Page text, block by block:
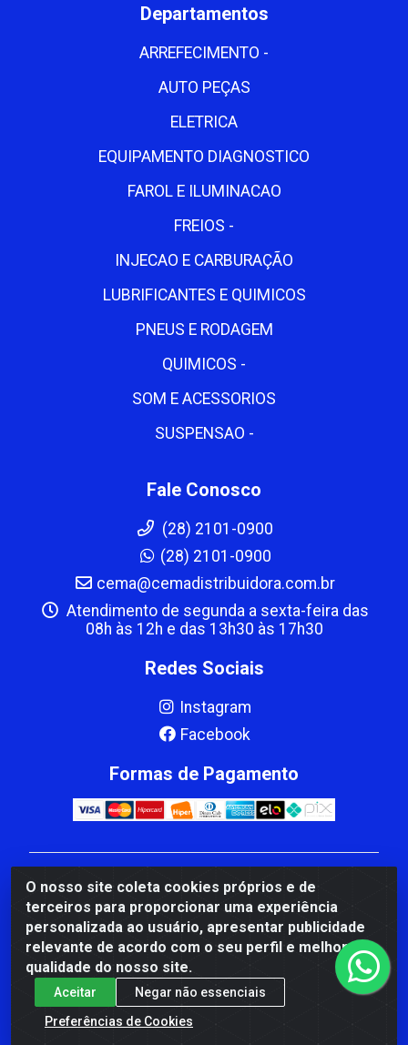
O nosso site coleta cookies próprios e de
terceiros para proporcionar uma experiência
personalizada ao usuário, apresentar publicidade
relevante de acordo com o seu perfil e melhorar a
qualidade do nosso site.
Aceitar
Negar não essenciais
Preferências de Cookies
Departamentos
ARREFECIMENTO -
AUTO PEÇAS
ELETRICA
EQUIPAMENTO DIAGNOSTICO
FAROL E ILUMINACAO
FREIOS -
INJECAO E CARBURAÇÃO
LUBRIFICANTES E QUIMICOS
PNEUS E RODAGEM
QUIMICOS -
SOM E ACESSORIOS
SUSPENSAO -
Fale Conosco
(28) 2101-0900
(28) 2101-0900
cema@cemadistribuidora.com.br
Atendimento de segunda a sexta-feira das
08h às 12h e das 13h30 às 17h30
Redes Sociais
Instagram
Facebook
Formas de Pagamento
CBP MACEDO COMERCIO PEÇAS LTDA Matriz - av
Mauro Miranda Madureira, 1249 - Coramara , Cachoeiro
de Itapemirim/ES - CEP 29.311-310 - CNPJ
00.502.680/0001-41